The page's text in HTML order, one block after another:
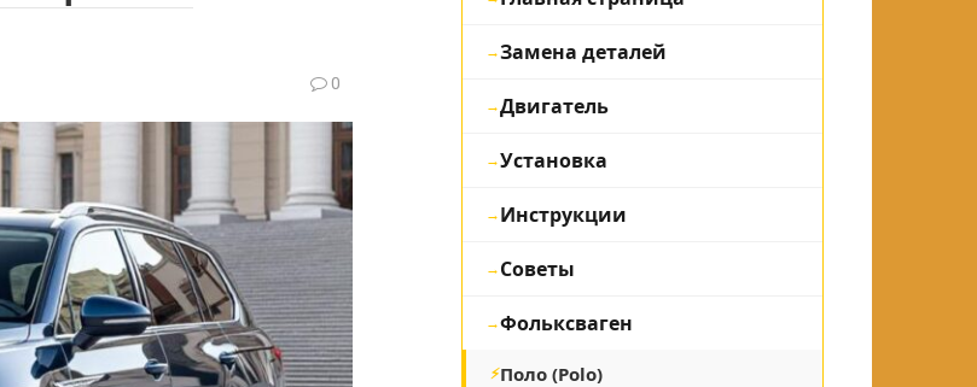
0
Замена деталей
Двигатель
Установка
Инструкции
Советы
Фольксваген
Поло (Polo)